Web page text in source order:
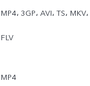
MP4، 3GP، AVI، TS، MKV،
FLV
‎MP4